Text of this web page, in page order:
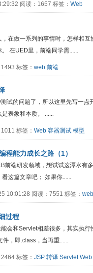
阅读：1657 标签： Web
在做一系列的事情时，怎样相
在UED里，前端同学需......
标签： web 前端
试的问题了，所以这里先写一
表象和本质。 ......
标签： Web 容器测试 模型
程能力成长之路（1）
前端研发领域，想试试这潭水
这篇文章吧； 如果你......
10:01:28 阅读：7551 标签： web
过程
会和Servlet相差很多，其实执
件，即.class，当再重......
标签： JSP 转译 Servlet Web